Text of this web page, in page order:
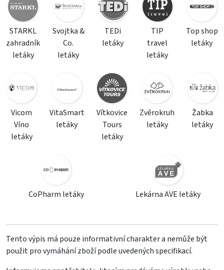
STARKL
zahradník
letáky
Svojtka &
Co.
letáky
TEDi
letáky
TIP
travel
letáky
Top shop
letáky
Vicom
Víno
letáky
VitaSmart
letáky
Vítkovice
Tours
letáky
Zvěrokruh
letáky
Žabka
letáky
CoPharm letáky Lekárna AVE letáky
Tento výpis má pouze informativní charakter a nemůže být
použit pro vymáhání zboží podle uvedených specifikací.